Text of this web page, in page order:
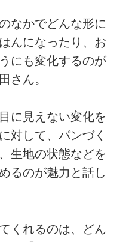
なかでどんな形に
んになったり、お
にも変化するのが
さん。
に見えない変化を
対して、パンづく
生地の状態などを
るのが魅力と話し
くれるのは、どん